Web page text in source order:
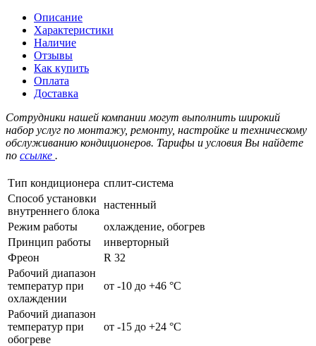
Описание
Характеристики
Наличие
Отзывы
Как купить
Оплата
Доставка
Сотрудники нашей компании могут выполнить широкий
набор услуг по монтажу, ремонту, настройке и техническому
обслуживанию кондиционеров. Тарифы и условия Вы найдете
по ссылке .
Тип кондиционера сплит-система
Способ установки
внутреннего блока
настенный
Режим работы
охлаждение, обогрев
Принцип работы
инверторный
Фреон
R 32
Рабочий диапазон
температур при
охлаждении
от -10 до +46 °C
Рабочий диапазон
температур при
обогреве
от -15 до +24 °C